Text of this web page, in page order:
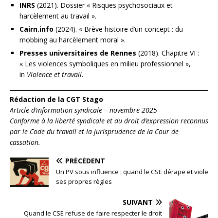
INRS (2021). Dossier « Risques psychosociaux et
harcèlement au travail ».
Cairn.info (2024). « Brève histoire d’un concept : du
mobbing au harcèlement moral ».
Presses universitaires de Rennes (2018). Chapitre VI :
« Les violences symboliques en milieu professionnel »,
in Violence et travail.
Rédaction de la CGT Stago
Article d’information syndicale – novembre 2025
Conforme à la liberté syndicale et du droit d’expression reconnus
par le Code du travail et la jurisprudence de la Cour de
cassation.
PRÉCÉDENT
Un PV sous influence : quand le CSE dérape et viole
ses propres règles
SUIVANT
Quand le CSE refuse de faire respecter le droit